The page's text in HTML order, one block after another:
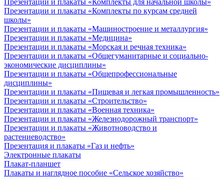
Презентации и плакаты «Комплекты для начальной школы»
Презентации и плакаты «Комплекты по курсам средней
школы»
Презентации и плакаты «Машиностроение и металлургия»
Презентации и плакаты «Медицина»
Презентации и плакаты «Морская и речная техника»
Презентации и плакаты «Общегуманитарные и социально-
экономические дисциплины»
Презентации и плакаты «Общепрофессиональные
дисциплины»
Презентации и плакаты «Пищевая и легкая промышленность»
Презентации и плакаты «Строительство»
Презентации и плакаты «Военная техника»
Презентации и плакаты «Железнодорожный транспорт»
Презентации и плакаты «Животноводство и
растениеводство»
Презентация и плакаты «Газ и нефть»
Электронные плакаты
Плакат-планшет
Плакаты и наглядное пособие «Сельское хозяйство»